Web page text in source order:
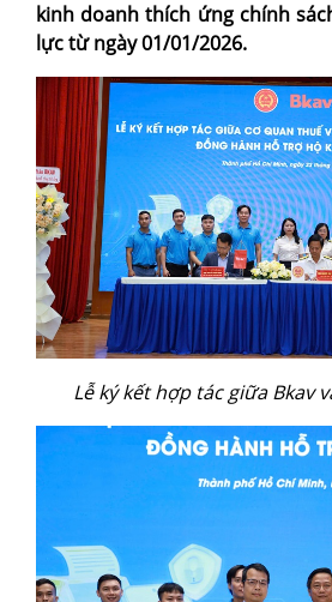
kinh doanh thích ứng chính
lực từ ngày 01/01/2026.
Lễ ký kết hợp tác giữa Bkav